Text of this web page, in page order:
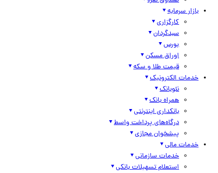
بازار سرمایه
کارگزاری
سبدگردان
بورس
اوراق مسکن
قیمت طلا و سکه
خدمات الکترونیک
نئوبانک
همراه بانک
بانکداری اینترنتی
درگاه‌های پرداخت واسط
پیشخوان مجازی
خدمات مالی
خدمات سازمانی
استعلام تسهیلات بانکی